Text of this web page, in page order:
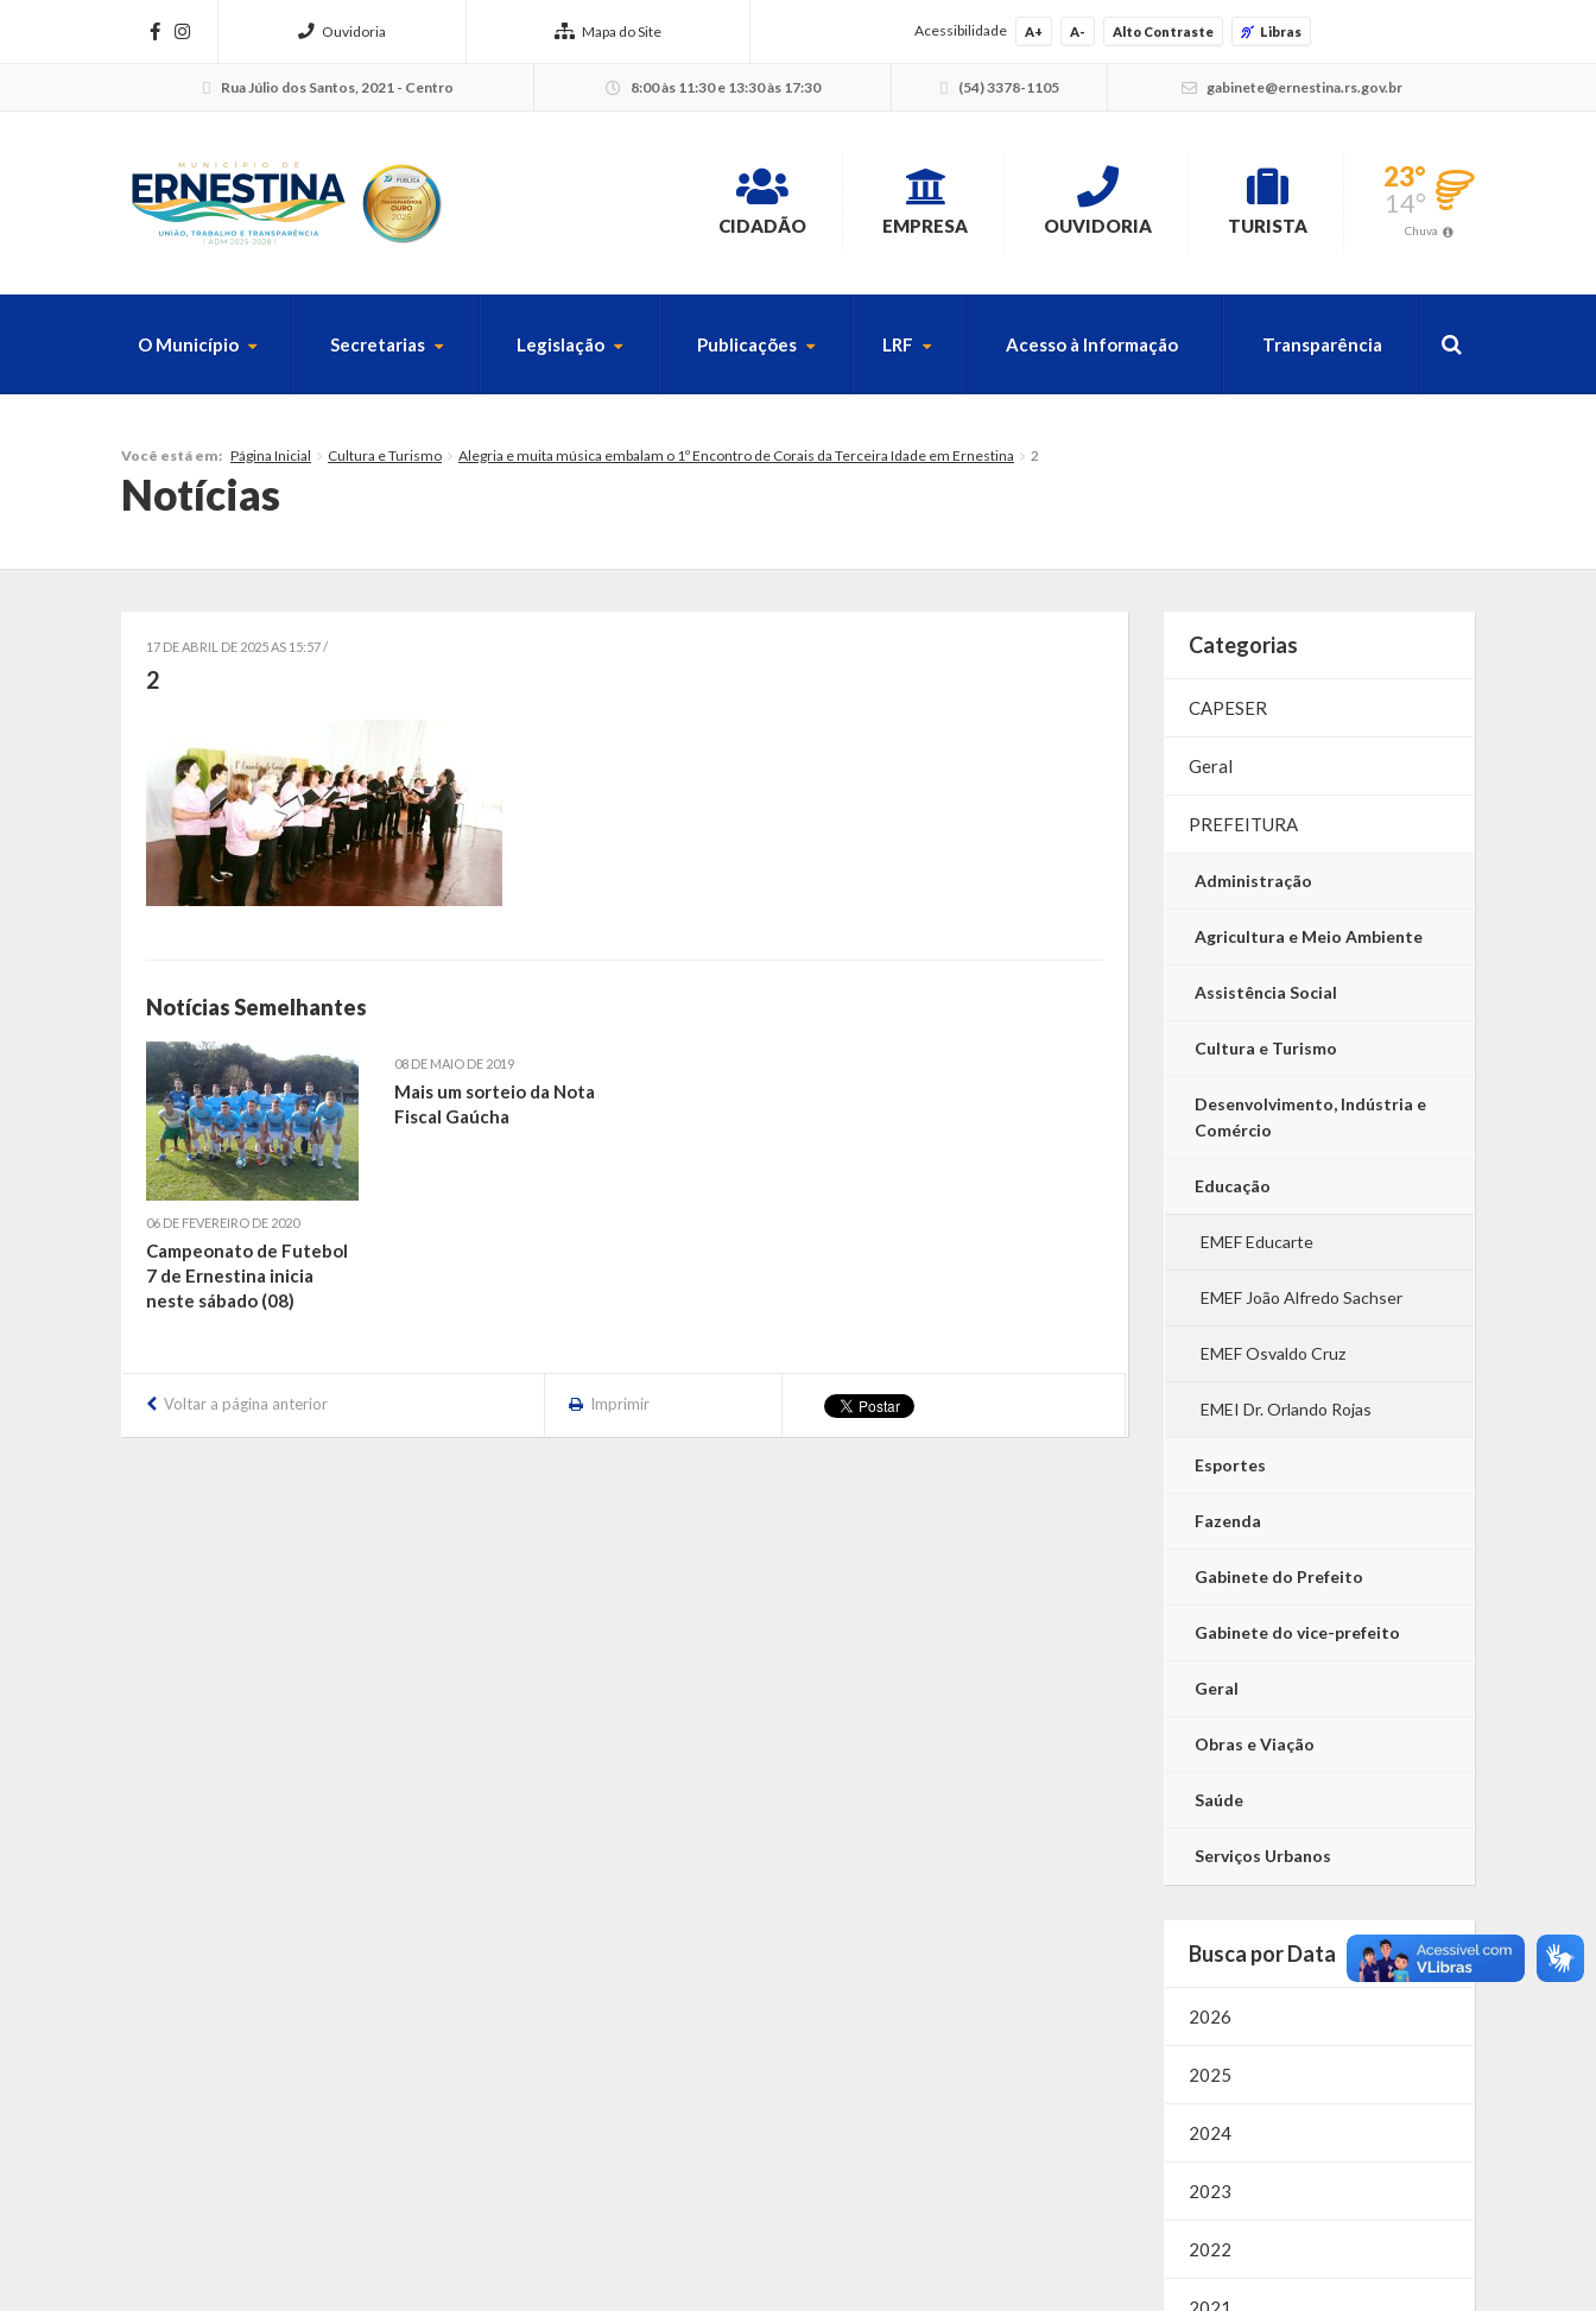
Ouvidoria Mapa do Site Acessibilidade A+ A- Alto Contraste Libras
Rua Júlio dos Santos, 2021 - Centro 8:00 às 11:30 e 13:30 às 17:30 (54) 3378-1105 gabinete@ernestina.rs.gov.br
CIDADÃO EMPRESA OUVIDORIA TURISTA
23°
14°
Chuva
O Município Secretarias Legislação Publicações LRF Acesso à Informação Transparência
Você está em: Página Inicial Cultura e Turismo Alegria e muita música embalam o 1º Encontro de Corais da Terceira Idade em Ernestina 2
Notícias
17 DE ABRIL DE 2025 AS 15:57 /
2
Notícias Semelhantes
06 DE FEVEREIRO DE 2020
Campeonato de Futebol
7 de Ernestina inicia
neste sábado (08)
08 DE MAIO DE 2019
Mais um sorteio da Nota
Fiscal Gaúcha
Voltar a página anterior Imprimir
Categorias
CAPESER
Geral
PREFEITURA
Administração
Agricultura e Meio Ambiente
Assistência Social
Cultura e Turismo
Desenvolvimento, Indústria e
Comércio
Educação
EMEF Educarte
EMEF João Alfredo Sachser
EMEF Osvaldo Cruz
EMEI Dr. Orlando Rojas
Esportes
Fazenda
Gabinete do Prefeito
Gabinete do vice-prefeito
Geral
Obras e Viação
Saúde
Serviços Urbanos
Busca por Data
2026
2025
2024
2023
2022